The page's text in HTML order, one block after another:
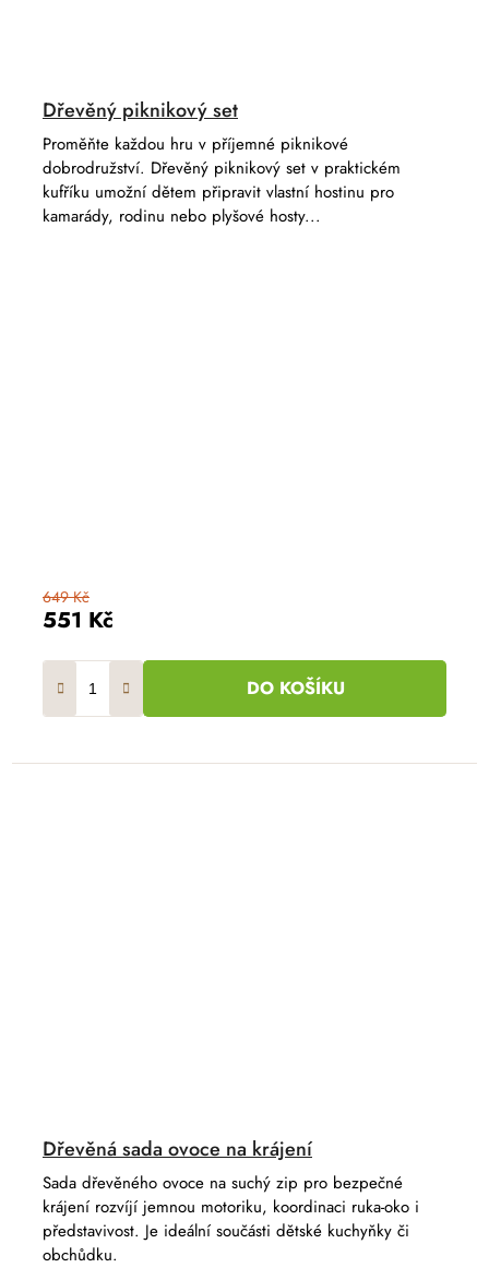
Dřevěný piknikový set
551 Kč
649 Kč
DO KOŠÍKU
Proměňte každou hru v příjemné piknikové
dobrodružství. Dřevěný piknikový set v praktickém
kufříku umožní dětem připravit vlastní hostinu pro
kamarády, rodinu nebo plyšové hosty...
Dřevěná sada ovoce na krájení
Sada dřevěného ovoce na suchý zip pro bezpečné
krájení rozvíjí jemnou motoriku, koordinaci ruka-oko i
představivost. Je ideální součásti dětské kuchyňky či
obchůdku.